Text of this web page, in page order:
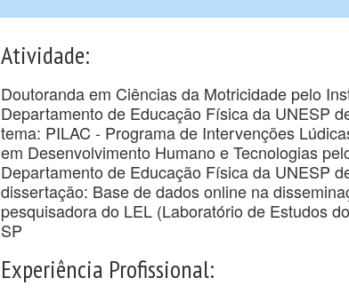
Atividade:
Doutoranda em Ciências da Motricidade pelo
Departamento de Educação Física da UNESP
tema: PILAC - Programa de Intervenções
em Desenvolvimento Humano e Tecnologias
Departamento de Educação Física da UNESP
dissertação: Base de dados online na
pesquisadora do LEL (Laboratório de Estudos
SP
Experiência Profissional: